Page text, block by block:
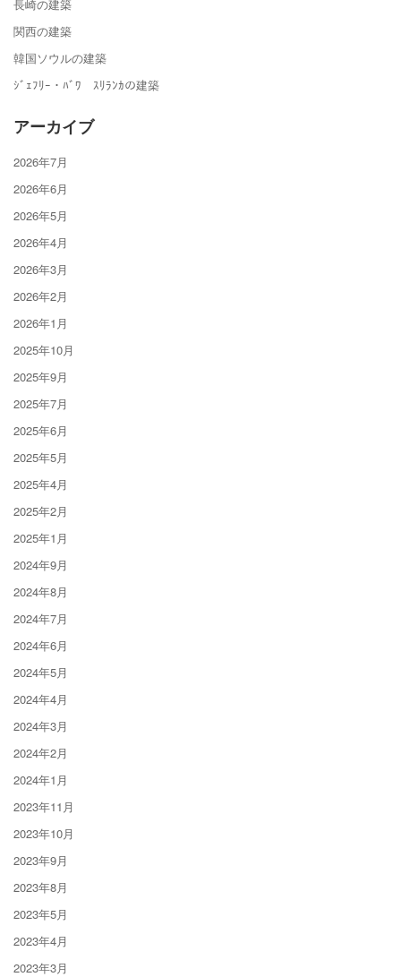
長崎の建築
関西の建築
韓国ソウルの建築
ｼﾞｪﾌﾘｰ・ﾊﾞﾜ ｽﾘﾗﾝｶの建築
アーカイブ
2026年7月
2026年6月
2026年5月
2026年4月
2026年3月
2026年2月
2026年1月
2025年10月
2025年9月
2025年7月
2025年6月
2025年5月
2025年4月
2025年2月
2025年1月
2024年9月
2024年8月
2024年7月
2024年6月
2024年5月
2024年4月
2024年3月
2024年2月
2024年1月
2023年11月
2023年10月
2023年9月
2023年8月
2023年5月
2023年4月
2023年3月